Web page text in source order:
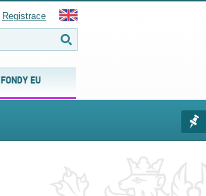
FONDY EU
Registrace